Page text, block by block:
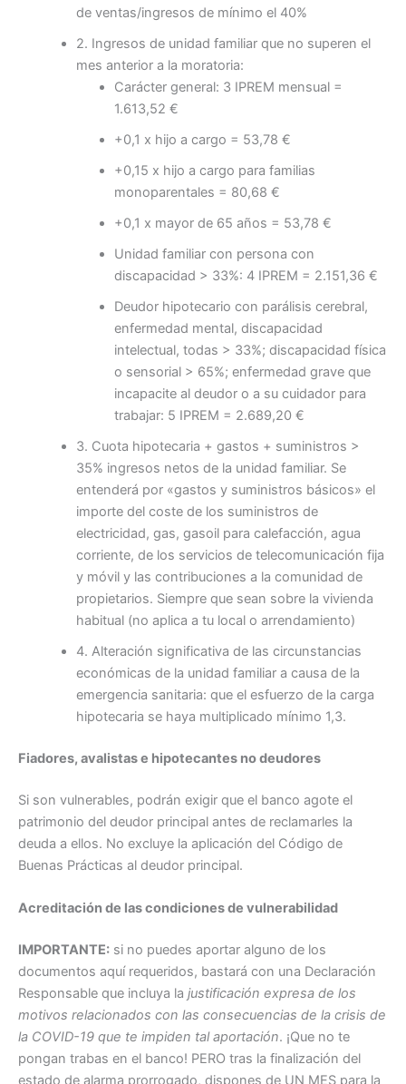
de ventas/ingresos de mínimo el 40%
2. Ingresos de unidad familiar que no superen el
mes anterior a la moratoria:
Carácter general: 3 IPREM mensual =
1.613,52 €
+0,1 x hijo a cargo = 53,78 €
+0,15 x hijo a cargo para familias
monoparentales = 80,68 €
+0,1 x mayor de 65 años = 53,78 €
Unidad familiar con persona con
discapacidad > 33%: 4 IPREM = 2.151,36 €
Deudor hipotecario con parálisis cerebral,
enfermedad mental, discapacidad
intelectual, todas > 33%; discapacidad física
o sensorial > 65%; enfermedad grave que
incapacite al deudor o a su cuidador para
trabajar: 5 IPREM = 2.689,20 €
3. Cuota hipotecaria + gastos + suministros >
35% ingresos netos de la unidad familiar. Se
entenderá por «gastos y suministros básicos» el
importe del coste de los suministros de
electricidad, gas, gasoil para calefacción, agua
corriente, de los servicios de telecomunicación fija
y móvil y las contribuciones a la comunidad de
propietarios. Siempre que sean sobre la vivienda
habitual (no aplica a tu local o arrendamiento)
4. Alteración significativa de las circunstancias
económicas de la unidad familiar a causa de la
emergencia sanitaria: que el esfuerzo de la carga
hipotecaria se haya multiplicado mínimo 1,3.
Fiadores, avalistas e hipotecantes no deudores
Si son vulnerables, podrán exigir que el banco agote el
patrimonio del deudor principal antes de reclamarles la
deuda a ellos. No excluye la aplicación del Código de
Buenas Prácticas al deudor principal.
Acreditación de las condiciones de vulnerabilidad
IMPORTANTE: si no puedes aportar alguno de los
documentos aquí requeridos, bastará con una Declaración
Responsable que incluya la justificación expresa de los
motivos relacionados con las consecuencias de la crisis de
la COVID-19 que te impiden tal aportación. ¡Que no te
pongan trabas en el banco! PERO tras la finalización del
estado de alarma prorrogado, dispones de UN MES para la